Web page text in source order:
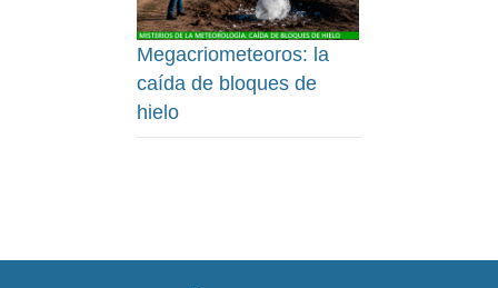
Megacriometeoros: la
caída de bloques de
hielo